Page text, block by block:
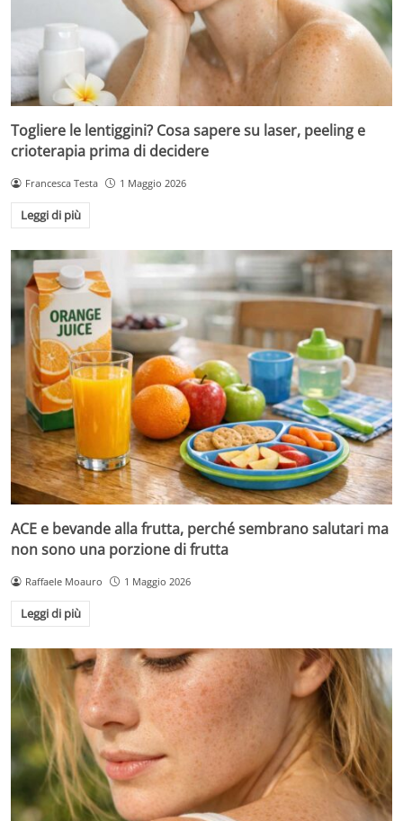
Togliere le lentiggini? Cosa sapere su laser, peeling e
crioterapia prima di decidere
Francesca Testa 1 Maggio 2026
Leggi di più
ACE e bevande alla frutta, perché sembrano salutari ma
non sono una porzione di frutta
Raffaele Moauro 1 Maggio 2026
Leggi di più